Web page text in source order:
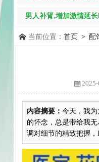
男人补肾,增加激情延
当前位置： 首页 > 配
内容摘要： 今天，我
的怀念，总是带给我
调对细节的精致把握，